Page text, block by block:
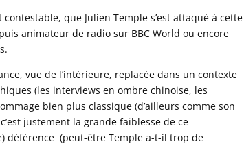
que Julien Temple s’est attaqué à cette
animateur de radio sur BBC World ou encore
vue de l’intérieure, replacée dans un contexte
(les interviews en ombre chinoise, les
bien plus classique (d’ailleurs comme son
justement la grande faiblesse de ce
déférence (peut-être Temple a-t-il trop de